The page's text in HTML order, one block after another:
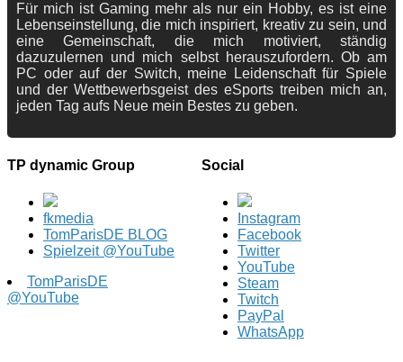
Für mich ist Gaming mehr als nur ein Hobby, es ist eine
Lebenseinstellung, die mich inspiriert, kreativ zu sein, und
eine Gemeinschaft, die mich motiviert, ständig
dazuzulernen und mich selbst herauszufordern. Ob am
PC oder auf der Switch, meine Leidenschaft für Spiele
und der Wettbewerbsgeist des eSports treiben mich an,
jeden Tag aufs Neue mein Bestes zu geben.
TP dynamic Group
fkmedia
TomParisDE BLOG
Spielzeit @YouTube
TomParisDE
@YouTube
Social
Instagram
Facebook
Twitter
YouTube
Steam
Twitch
PayPal
WhatsApp